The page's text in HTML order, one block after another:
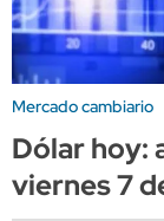
Mercado cambiario
Dólar hoy:
viernes 7